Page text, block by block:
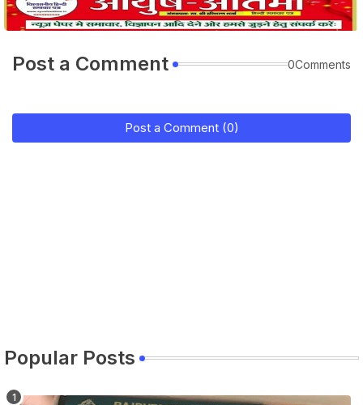
Post a Comment 0Comments
Post a Comment (0)
Popular Posts